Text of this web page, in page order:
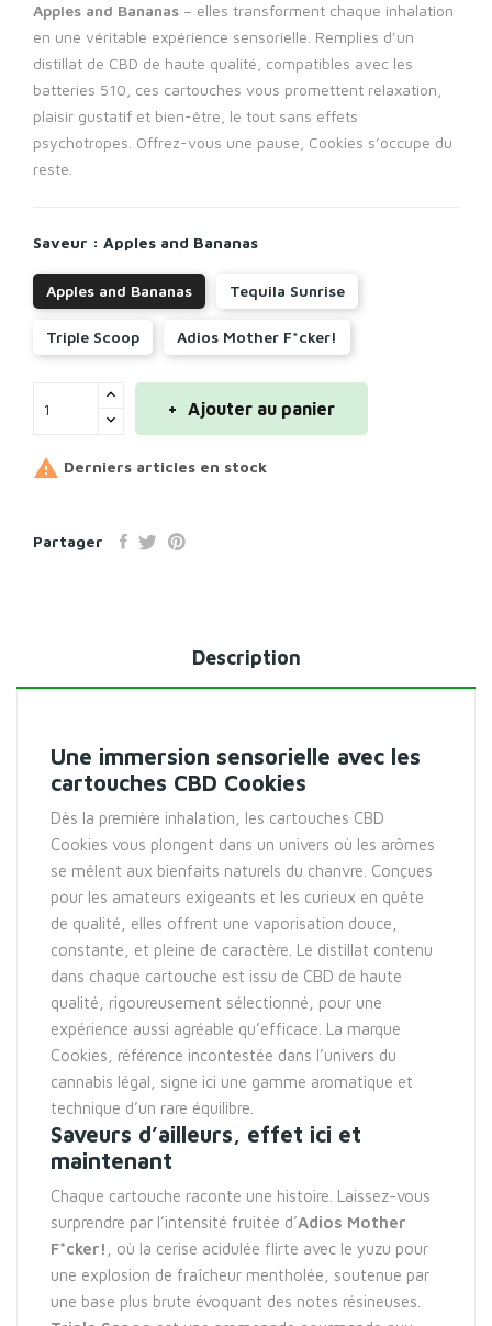
Apples and Bananas – elles transforment chaque inhalation
en une véritable expérience sensorielle. Remplies d’un
distillat de CBD de haute qualité, compatibles avec les
batteries 510, ces cartouches vous promettent relaxation,
plaisir gustatif et bien-être, le tout sans effets
psychotropes. Offrez-vous une pause, Cookies s’occupe du
reste.
Saveur : Apples and Bananas
Apples and Bananas Tequila Sunrise
Triple Scoop Adios Mother F*cker!
Ajouter au panier
 Derniers articles en stock
Partager
Description
Une immersion sensorielle avec les
cartouches CBD Cookies
Dès la première inhalation, les cartouches CBD
Cookies vous plongent dans un univers où les arômes
se mêlent aux bienfaits naturels du chanvre. Conçues
pour les amateurs exigeants et les curieux en quête
de qualité, elles offrent une vaporisation douce,
constante, et pleine de caractère. Le distillat contenu
dans chaque cartouche est issu de CBD de haute
qualité, rigoureusement sélectionné, pour une
expérience aussi agréable qu’efficace. La marque
Cookies, référence incontestée dans l’univers du
cannabis légal, signe ici une gamme aromatique et
technique d’un rare équilibre.
Saveurs d’ailleurs, effet ici et
maintenant
Chaque cartouche raconte une histoire. Laissez-vous
surprendre par l’intensité fruitée d’Adios Mother
F*cker!
, où la cerise acidulée flirte avec le yuzu pour
une explosion de fraîcheur mentholée, soutenue par
une base plus brute évoquant des notes résineuses.